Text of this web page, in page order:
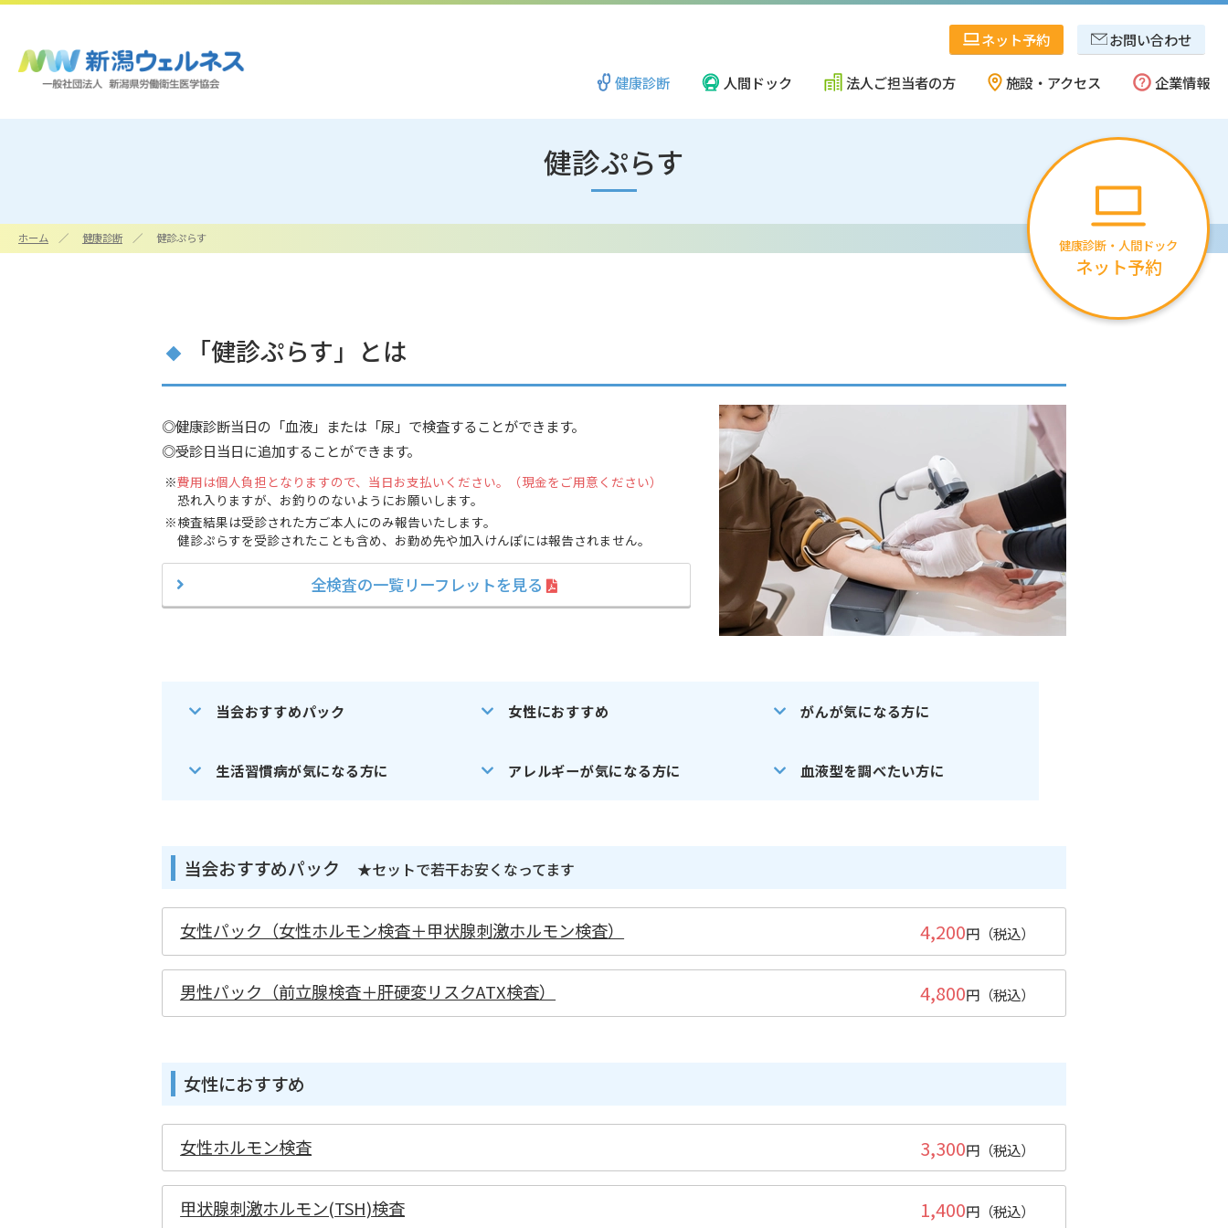
健康診断・人間ドック
ネット予約
お問い合わせ
ネット予約
健康診断 人間ドック 法人ご担当者の方 施設・アクセス
施設・アクセス
企業情報
一覧へ
採用情報
人材育成方針
健康経営 インボイス対応指定請求書
健診ぷらす
ホーム 健康診断 健診ぷらす
「健診ぷらす」とは
◎健康診断当日の「血液」または「尿」で検査することができます。
◎受診日当日に追加することができます。
費用は個人負担となりますので、当日お支払いください。（現金をご用意ください）
恐れ入りますが、お釣りのないようにお願いします。
検査結果は受診された方ご本人にのみ報告いたします。
健診ぷらすを受診されたことも含め、お勤め先や加入けんぽには報告されません。
全検査の一覧リーフレットを見る
当会おすすめパック 女性におすすめ がんが気になる方に
生活習慣病が気になる方に アレルギーが気になる方に 血液型を調べたい方に
当会おすすめパック ★セットで若干お安くなってます
女性パック（女性ホルモン検査＋甲状腺刺激ホルモン検査） 4,200円（税込）
男性パック（前立腺検査＋肝硬変リスクATX検査） 4,800円（税込）
女性におすすめ
女性ホルモン検査 3,300円（税込）
甲状腺刺激ホルモン(TSH)検査 1,400円（税込）